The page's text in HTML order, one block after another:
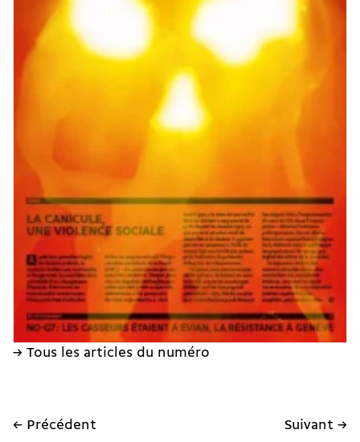
→ Tous les articles du numéro
← Précédent Suivant →